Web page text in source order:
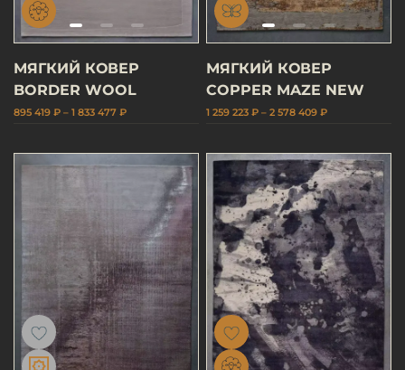
МЯГКИЙ КОВЕР
BORDER WOOL
895 419 ₽ – 1 833 477 ₽
МЯГКИЙ КОВЕР
COPPER MAZE NEW
1 259 223 ₽ – 2 578 409 ₽